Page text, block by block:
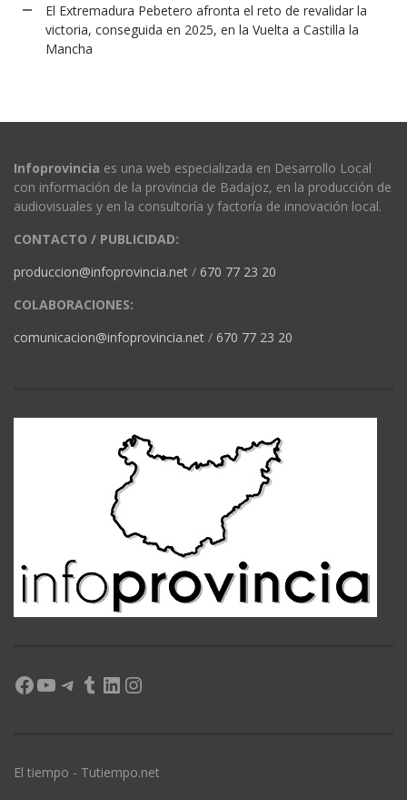
El Extremadura Pebetero afronta el reto de revalidar la
victoria, conseguida en 2025, en la Vuelta a Castilla la
Mancha
Infoprovincia es una web especializada en Desarrollo Local
con información de la provincia de Badajoz, en la producción de
audiovisuales y en la consultoría y factoría de innovación local.
CONTACTO / PUBLICIDAD:
produccion@infoprovincia.net / 670 77 23 20
COLABORACIONES:
comunicacion@infoprovincia.net / 670 77 23 20
Facebook
YouTube
Telegram
Tumblr
LinkedIn
Instagram
El tiempo - Tutiempo.net